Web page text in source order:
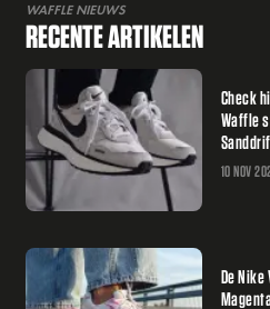
WAFFLE NIEUWS
RECENTE ARTIKELEN
Check
Waffle
10 NOV
De Nike